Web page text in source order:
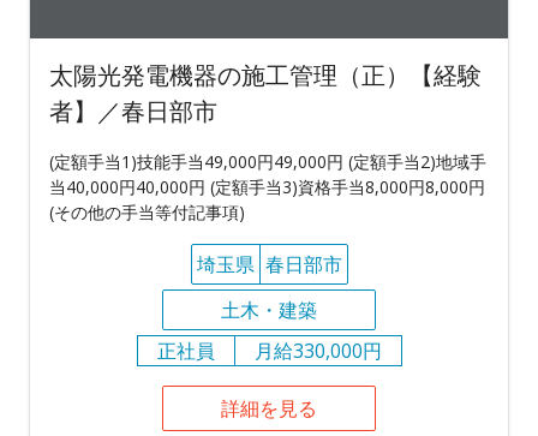
太陽光発電機器の施工管理（正）【経験
者】／春日部市
(定額手当1)技能手当49,000円49,000円 (定額手当2)地域手
当40,000円40,000円 (定額手当3)資格手当8,000円8,000円
(その他の手当等付記事項)
埼玉県 春日部市
土木・建築
正社員
月給330,000円
詳細を見る